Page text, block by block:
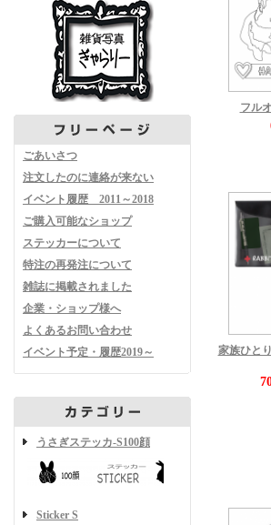
ごあいさつ
注文したのに連絡が来ない
イベント履歴 2011～2018
ご購入可能なショップ
ステッカーについて
特注の再発注について
雑誌に掲載されました
企業・ショップ様へ
よくあるお問い合わせ
イベント予定・履歴2019～
うさぎステッカ-S100顔
Sticker S
フル
家族ひと